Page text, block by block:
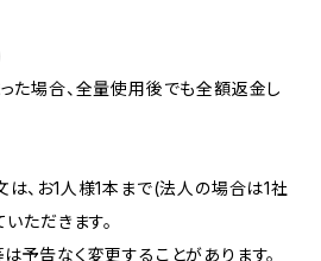
た場合、全量使用後でも全額返金し
、お1人様1本まで(法人の場合は1社
ただきます。
予告なく変更することがあります。